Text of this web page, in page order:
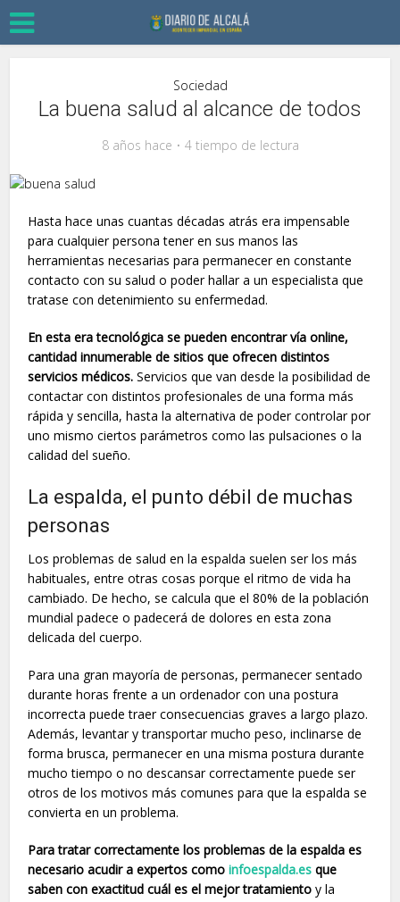
Sociedad
La buena salud al alcance de todos
8 años hace 4 tiempo de lectura
Hasta hace unas cuantas décadas atrás era impensable
para cualquier persona tener en sus manos las
herramientas necesarias para permanecer en constante
contacto con su salud o poder hallar a un especialista que
tratase con detenimiento su enfermedad.
En esta era tecnológica se pueden encontrar vía online,
cantidad innumerable de sitios que ofrecen distintos
servicios médicos.Servicios que van desde la posibilidad de
contactar con distintos profesionales de una forma más
rápida y sencilla, hasta la alternativa de poder controlar por
uno mismo ciertos parámetros como las pulsaciones o la
calidad del sueño.
La espalda, el punto débil de muchas
personas
Los problemas de salud en la espalda suelen ser los más
habituales, entre otras cosas porque el ritmo de vida ha
cambiado. De hecho, se calcula que el 80% de la población
mundial padece o padecerá de dolores en esta zona
delicada del cuerpo.
Para una gran mayoría de personas, permanecer sentado
durante horas frente a un ordenador con una postura
incorrecta puede traer consecuencias graves a largo plazo.
Además, levantar y transportar mucho peso, inclinarse de
forma brusca, permanecer en una misma postura durante
mucho tiempo o no descansar correctamente puede ser
otros de los motivos más comunes para que la espalda se
convierta en un problema.
Para tratar correctamente los problemas de la espalda es
necesario acudir a expertos comoinfoespalda.es que
saben con exactitud cuál es el mejor tratamiento y la